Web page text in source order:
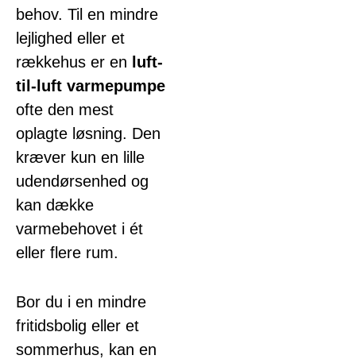
behov. Til en mindre
lejlighed eller et
rækkehus er en luft-
til-luft varmepumpe
ofte den mest
oplagte løsning. Den
kræver kun en lille
udendørsenhed og
kan dække
varmebehovet i ét
eller flere rum.
Bor du i en mindre
fritidsbolig eller et
sommerhus, kan en